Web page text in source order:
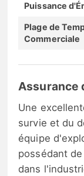
Puissance
Plage de
Commerciale
Assurance
Une
survie et du
équipe
possédant
dans